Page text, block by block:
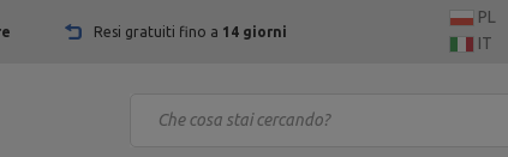
Resi gratuiti fino a 14 giorni
PL
IT